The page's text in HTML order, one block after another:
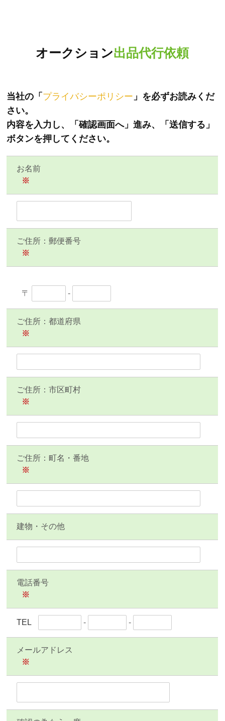
オークション出品代行依頼
当社の「 プライバシーポリシー 」を必ずお読みくだ
さい。
内容を入力し、「確認画面へ」進み、「送信する」
ボタンを押してください。
お名前
※
ご住所：郵便番号
※
〒 -
ご住所：都道府県
※
ご住所：市区町村
※
ご住所：町名・番地
※
建物・その他
電話番号
※
TEL - -
メールアドレス
※